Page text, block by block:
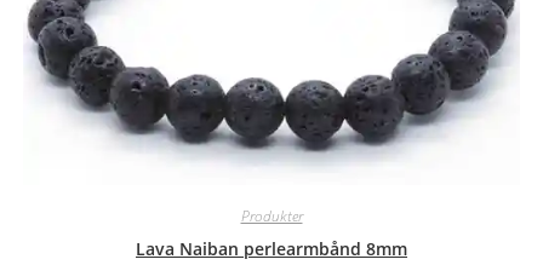
Produkter
Lava Naiban perlearmbånd 8mm